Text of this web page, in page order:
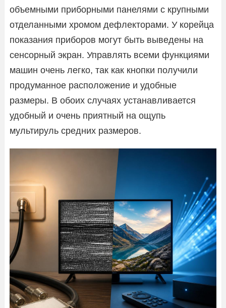
объемными приборными панелями с крупными
отделанными хромом дефлекторами. У корейца
показания приборов могут быть выведены на
сенсорный экран. Управлять всеми функциями
машин очень легко, так как кнопки получили
продуманное расположение и удобные
размеры. В обоих случаях устанавливается
удобный и очень приятный на ощупь
мультируль средних размеров.